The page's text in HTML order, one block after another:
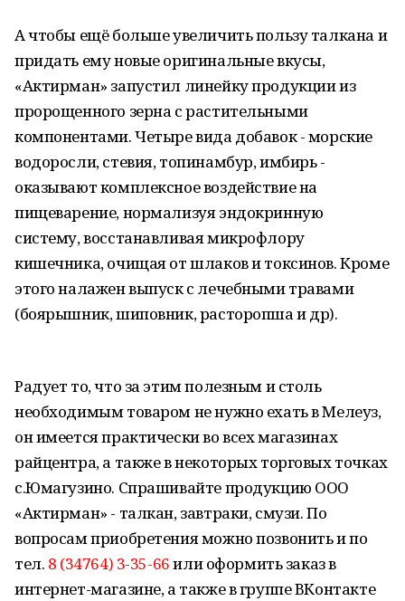
А чтобы ещё больше увеличить пользу талкана и
придать ему новые оригинальные вкусы,
«Актирман» запустил линейку продукции из
пророщенного зерна с растительными
компонентами. Четыре вида добавок - морские
водоросли, стевия, топинамбур, имбирь -
оказывают комплексное воздействие на
пищеварение, нормализуя эндокринную
систему, восстанавливая микрофлору
кишечника, очищая от шлаков и токсинов. Кроме
этого налажен выпуск с лечебными травами
(боярышник, шиповник, расторопша и др).
Радует то, что за этим полезным и столь
необходимым товаром не нужно ехать в Мелеуз,
он имеется практически во всех магазинах
райцентра, а также в некоторых торговых точках
с.Юмагузино. Спрашивайте продукцию ООО
«Актирман» - талкан, завтраки, смузи. По
вопросам приобретения можно позвонить и по
тел. 8 (34764) 3-35-66или оформить заказ в
интернет-магазине, а также в группе ВКонтакте